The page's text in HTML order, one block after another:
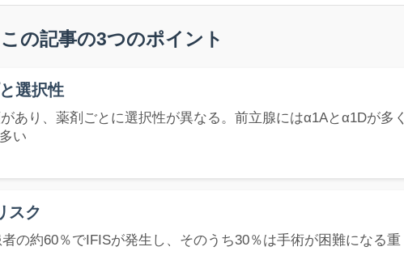
この記事の3つのポイント
選択性
あり、薬剤ごとに選択性が異なる。前立腺にはα1Aとα1Dが多く
い
スク
の約60％でIFISが発生し、そのうち30％は手術が困難になる重